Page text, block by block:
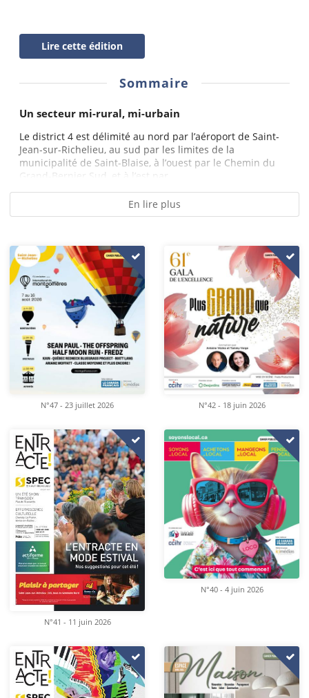
Lire cette édition
Sommaire
Un secteur mi-rural, mi-urbain
Le district 4 est délimité au nord par l’aéroport de Saint-
Jean-sur-Richelieu, au sud par les limites de la
municipalité de Saint-Blaise, à l’ouest par le Chemin du
Grand-Bernier Sud, et à l’est par...
En lire plus
N°47 - 23 juillet 2026 N°42 - 18 juin 2026
N°41 - 11 juin 2026
N°40 - 4 juin 2026